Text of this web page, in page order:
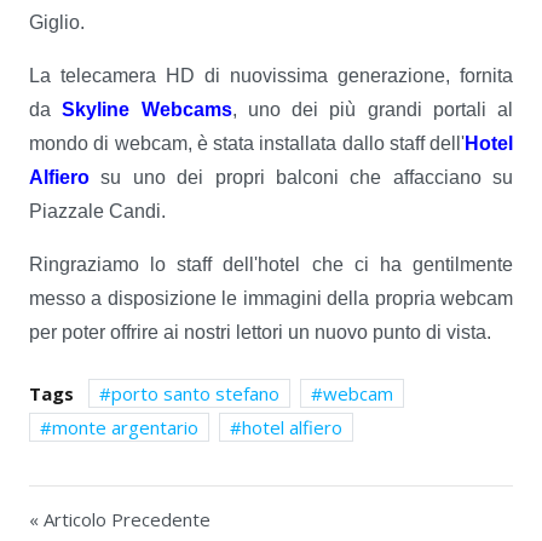
Giglio.
La telecamera HD di nuovissima generazione, fornita
daSkyline Webcams, uno dei più grandi portali al
mondo di webcam, è stata installata dallo staff dell'Hotel
Alfiero su uno dei propri balconi che affacciano su
Piazzale Candi.
Ringraziamo lo staff dell'hotel che ci ha gentilmente
messo a disposizione le immagini della propria webcam
per poter offrire ai nostri lettori un nuovo punto di vista.
Tags porto santo stefano
webcam
monte argentario
hotel alfiero
« Articolo Precedente